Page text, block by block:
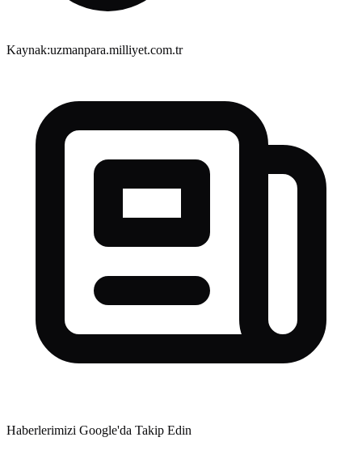
Kaynak:uzmanpara.milliyet.com.tr
Haberlerimizi Google'da Takip Edin